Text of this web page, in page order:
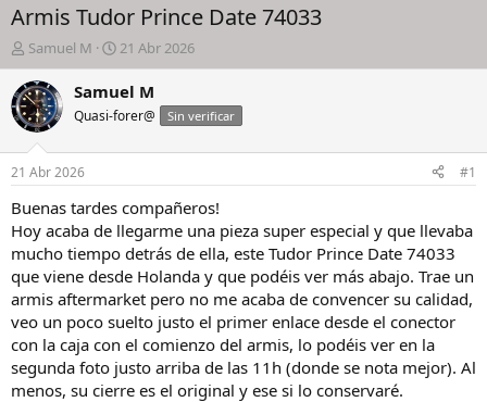
Armis Tudor Prince Date 74033
I
n
i
c
i
a
d
o
r
e
l
h
i
l
o
Samuel M
F
e
c
a
i
n
i
c
i
o
21 Abr 2026
Samuel M
Quasi-forer@ Sin verificar
21 Abr 2026 #1
Buenas tardes compañeros!
Hoy acaba de llegarme una pieza super especial y que llevaba
mucho tiempo detrás de ella, este Tudor Prince Date 74033
que viene desde Holanda y que podéis ver más abajo. Trae un
armis aftermarket pero no me acaba de convencer su calidad,
veo un poco suelto justo el primer enlace desde el conector
con la caja con el comienzo del armis, lo podéis ver en la
segunda foto justo arriba de las 11h (donde se nota mejor). Al
menos, su cierre es el original y ese si lo conservaré.